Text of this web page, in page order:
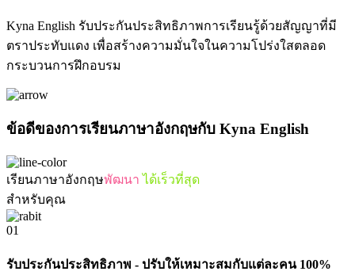
Kyna English รับประกันประสิทธิภาพการเรียนรู้ด้วยสัญญาที่มี
ตราประทับแดง เพื่อสร้างความมั่นใจในความโปร่งใสตลอด
กระบวนการฝึกอบรม
ข้อดีของการเรียนภาษาอังกฤษกับ Kyna English
เรียนภาษาอังกฤษพัฒนา ได้เร็วที่สุด
สำหรับคุณ
01
รับประกันประสิทธิภาพ - ปรับให้เหมาะสมกับแต่ละคน 100%